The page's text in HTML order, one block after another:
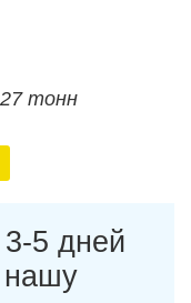
тонн
5 дней
нашу